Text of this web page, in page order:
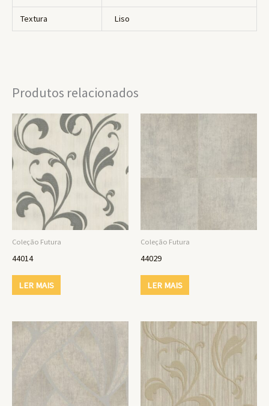
Textura Liso
Produtos relacionados
Coleção Futura
44014
LER MAIS
Coleção Futura
44029
LER MAIS